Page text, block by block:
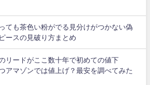
も茶色い粉がでる見分けがつかない偽
ースの見破り方まとめ
リードがここ数十年で初めての値下
アマゾンでは値上げ？最安を調べてみた